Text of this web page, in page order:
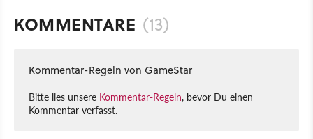
KOMMENTARE (13)
Kommentar-Regeln von GameStar
Bitte lies unsere Kommentar-Regeln, bevor Du einen
Kommentar verfasst.